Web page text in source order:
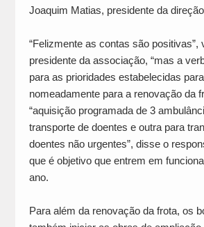
Joaquim Matias, presidente da
“Felizmente as contas são positivas”,
presidente da associação, “mas a
para as prioridades estabelecidas
nomeadamente para a renovação da
“aquisição programada de 3
transporte de doentes e outra para
doentes não urgentes”, disse o
que é objetivo que entrem em
ano.
Para além da renovação da frota, os